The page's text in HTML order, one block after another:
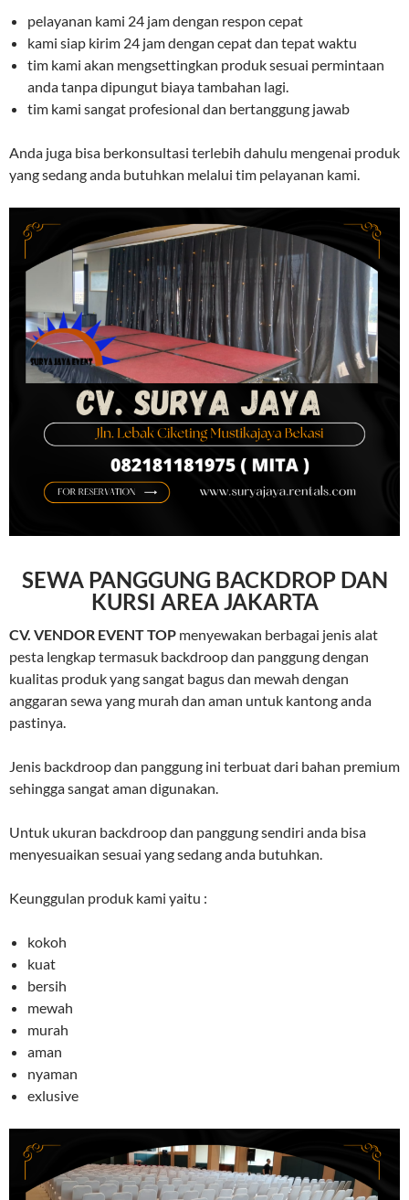
pelayanan kami 24 jam dengan respon cepat
kami siap kirim 24 jam dengan cepat dan tepat waktu
tim kami akan mengsettingkan produk sesuai permintaan
anda tanpa dipungut biaya tambahan lagi.
tim kami sangat profesional dan bertanggung jawab
Anda juga bisa berkonsultasi terlebih dahulu mengenai produk
yang sedang anda butuhkan melalui tim pelayanan kami.
SEWA PANGGUNG BACKDROP DAN
KURSI AREA JAKARTA
CV. VENDOR EVENT TOP menyewakan berbagai jenis alat
pesta lengkap termasuk backdroop dan panggung dengan
kualitas produk yang sangat bagus dan mewah dengan
anggaran sewa yang murah dan aman untuk kantong anda
pastinya.
Jenis backdroop dan panggung ini terbuat dari bahan premium
sehingga sangat aman digunakan.
Untuk ukuran backdroop dan panggung sendiri anda bisa
menyesuaikan sesuai yang sedang anda butuhkan.
Keunggulan produk kami yaitu :
kokoh
kuat
bersih
mewah
murah
aman
nyaman
exlusive